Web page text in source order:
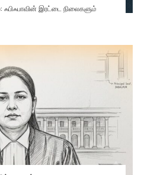
ஃபிஃபாவின் இரட்டை நிலைகளும்